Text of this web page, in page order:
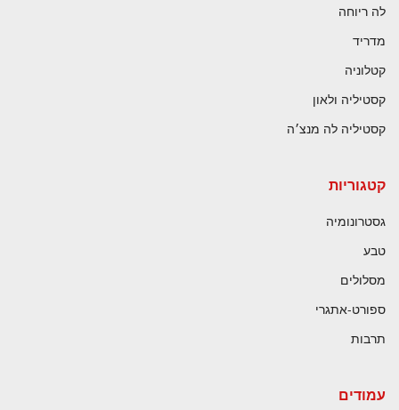
לה ריוחה
מדריד
קטלוניה
קסטיליה ולאון
קסטיליה לה מנצ׳ה
קטגוריות
גסטרונומיה
טבע
מסלולים
ספורט-אתגרי
תרבות
עמודים